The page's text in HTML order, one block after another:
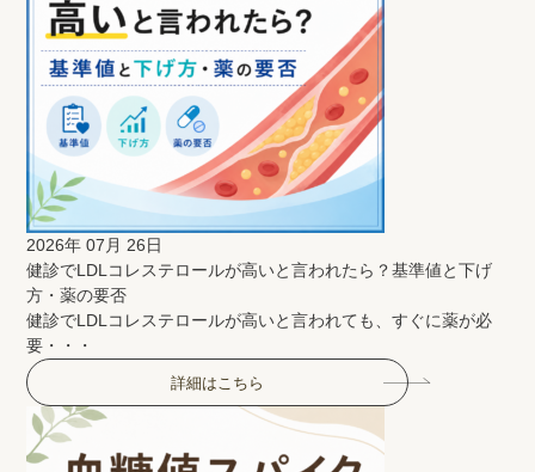
2026年 07月 26日
健診でLDLコレステロールが高いと言われたら？基準値と下げ
方・薬の要否
健診でLDLコレステロールが高いと言われても、すぐに薬が必
要・・・
詳細はこちら